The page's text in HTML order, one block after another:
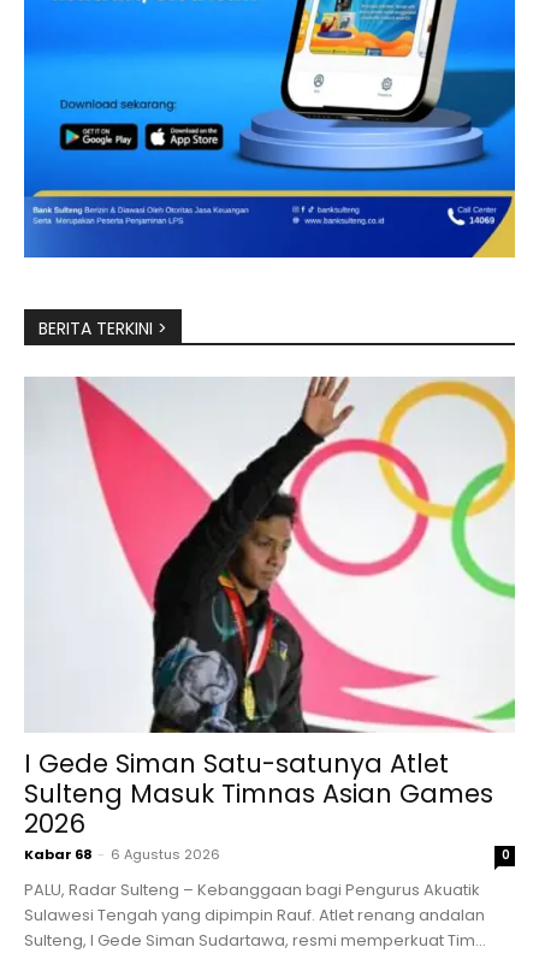
BERITA TERKINI >
I Gede Siman Satu-satunya Atlet
Sulteng Masuk Timnas Asian Games
2026
Kabar 68 - 6 Agustus 2026 0
PALU, Radar Sulteng – Kebanggaan bagi Pengurus Akuatik
Sulawesi Tengah yang dipimpin Rauf. Atlet renang andalan
Sulteng, I Gede Siman Sudartawa, resmi memperkuat Tim...